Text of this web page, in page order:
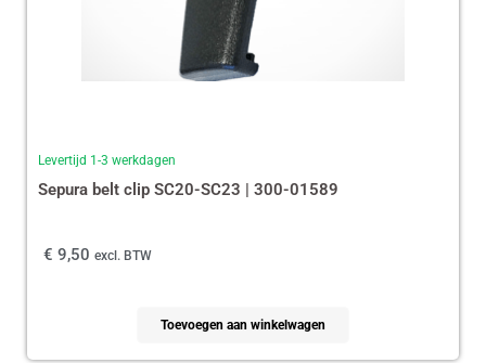
Levertijd 1-3 werkdagen
Sepura belt clip SC20-SC23 | 300-01589
€ 9,50 excl. BTW
Toevoegen aan winkelwagen